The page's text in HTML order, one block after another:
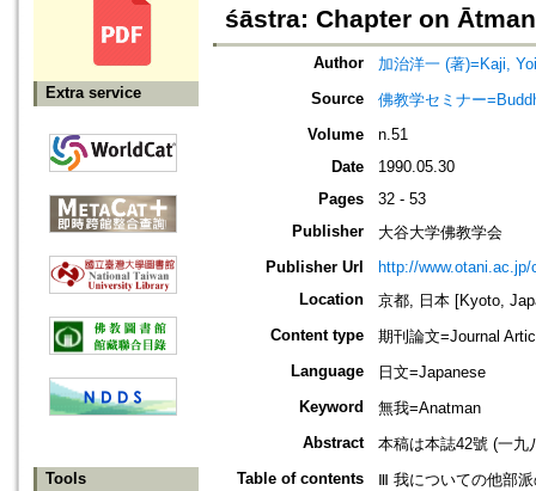
Extra service
Tools
śāstra: Chapter on
Author
加治洋一 (著)=Kaji,
Source
佛教学セミナー
Volume
n.51
Date
1990.05.30
Pages
32 - 53
Publisher
大谷大学佛教学会
Publisher Url
http://
Location
京都, 日本 [Kyoto,
Content type
期刊論文=Journal
Language
日文=Japanese
Keyword
無我=Anatman
Abstract
本稿は本誌42號 (一九
Table of contents
Ⅲ 我についての他部